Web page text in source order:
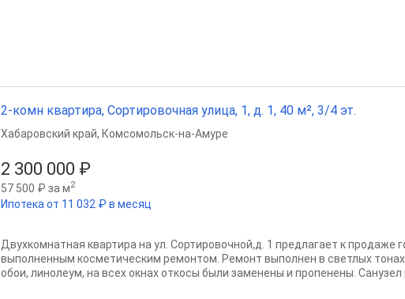
2-комн квартира, Сортировочная улица, 1, д. 1, 40 м², 3/4 эт.
2 300 000 ₽
57 500 ₽ за м2
Ипотека от 11 032 ₽ в месяц
Хабаровский край, Комсомольск-на-Амуре
Двухкомнатная квартира на ул. Сортировочной,д. 1 предлагает к продаже
выполненным косметическим ремонтом. Ремонт выполнен в светлых
обои, линолеум, на всех окнах откосы были заменены и пропенены. Санузел